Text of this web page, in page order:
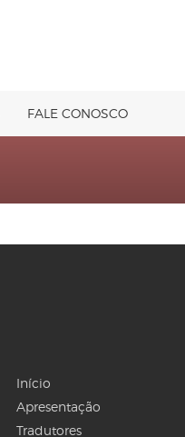
FALE CONOSCO
Início
Apresentação
Tradutores